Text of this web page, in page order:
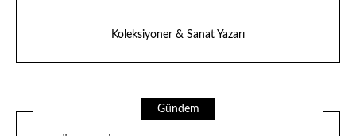
Koleksiyoner & Sanat Yazarı
Gündem